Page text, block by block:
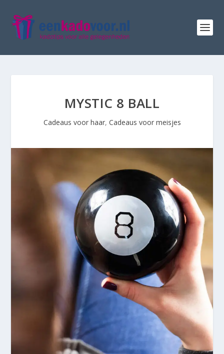
MYSTIC 8 BALL
Cadeaus voor haar, Cadeaus voor meisjes